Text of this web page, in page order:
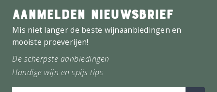
AANMELDEN NIEUWSBRIEF
Mis niet langer de beste wijnaanbiedingen en
mooiste proeverijen!
De scherpste aanbiedingen
Handige wijn en spijs tips